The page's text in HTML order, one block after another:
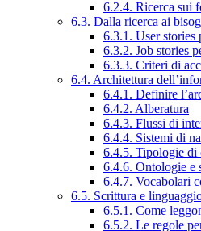
6.2.4. Ricerca sui
6.3. Dalla ricerca ai
6.3.1. User stories
6.3.2. Job stories
6.3.3. Criteri di
6.4. Architettura
6.4.1. Definire
6.4.2. Alberatura
6.4.3. Flussi di
6.4.4. Sistemi di
6.4.5. Tipologie di
6.4.6. Ontologie e
6.4.7. Vocabolari
6.5. Scrittura e
6.5.1. Come
6.5.2. Le regole